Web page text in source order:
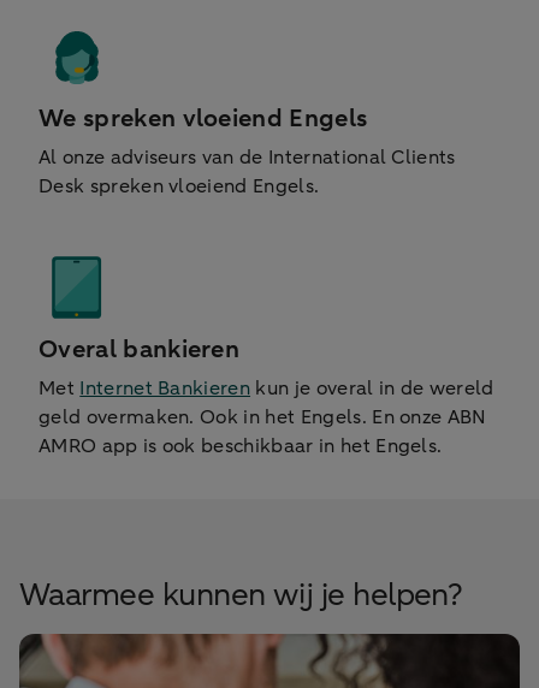
We spreken vloeiend Engels
Al onze adviseurs van de International Clients
Desk spreken vloeiend Engels.
Overal bankieren
Met Internet Bankieren kun je overal in de wereld
geld overmaken. Ook in het Engels. En onze ABN
AMRO app is ook beschikbaar in het Engels.
Waarmee kunnen wij je helpen?